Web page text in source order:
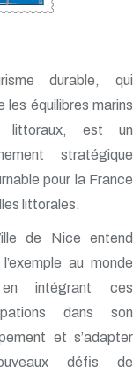
durable, qui
les équilibres marins
est un
stratégique
pour la France
littorales.
de Nice entend
au monde
intégrant ces
dans son
et s’adapter
défis de